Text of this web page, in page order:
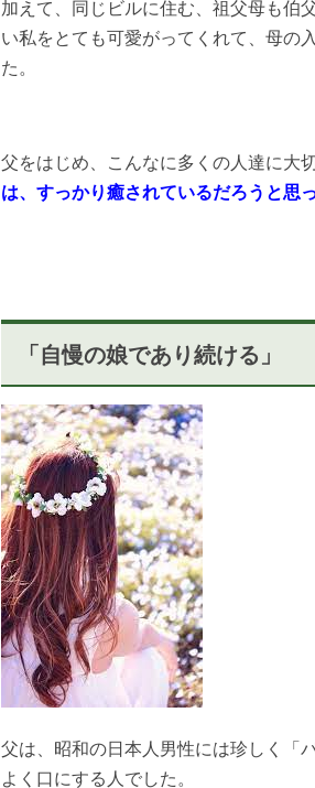
加えて、同じビルに住む、祖父母も伯
い私をとても可愛がってくれて、母の
た。
父をはじめ、こんなに多くの人達に大
は、すっかり癒されているだろうと思
「自慢の娘であり続ける」
父は、昭和の日本人男性には珍しく「
よく口にする人でした。